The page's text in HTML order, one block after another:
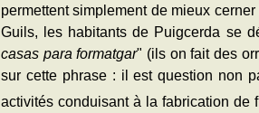
permettent simplement de mieux
Guils, les habitants de Puigcerda se
casas para formatgar" (ils on fait des
sur cette phrase : il est question non
activités conduisant à la fabrication de